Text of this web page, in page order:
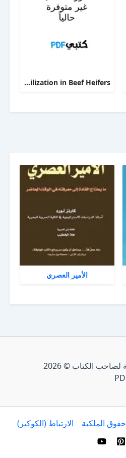
Phosphorus Deficiency Metabolism and Food Utilization in Beef Heifers
الأمير العصري
حقوق الطبع والنشر محفوظة لصاحب الكتاب © 2026
حقوق الملكية الارتباط (الكوكيز)